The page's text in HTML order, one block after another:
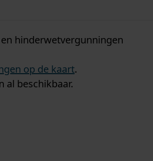
hinderwetvergunningen
op de kaart.
al beschikbaar.